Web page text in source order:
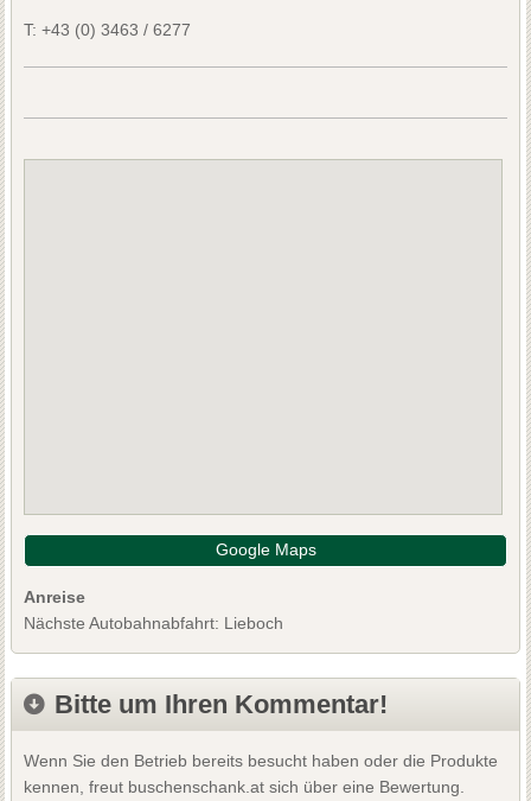
T: +43 (0) 3463 / 6277
Google Maps
Anreise
Nächste Autobahnabfahrt: Lieboch
Bitte um Ihren Kommentar!
Wenn Sie den Betrieb bereits besucht haben oder die Produkte
kennen, freut buschenschank.at sich über eine Bewertung.